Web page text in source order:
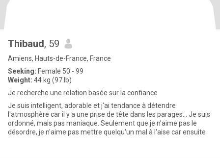
Thibaud, 59
Amiens, Hauts-de-France, France
Seeking: Female 50 - 99
Weight: 44 kg (97 lb)
Je recherche une relation basée sur la confiance
Je suis intelligent, adorable et j'ai tendance à détendre
l'atmosphère car il y a une prise de tête dans les parages… Je suis
ordonné, mais pas maniaque. Seulement que je n'aime pas le
désordre, je n'aime pas mettre quelqu'un mal à l'aise car ensuite